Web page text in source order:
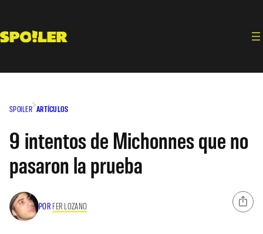
contenido
SPOILER ARTÍCULOS
9 intentos de Michonnes que no
pasaron la prueba
POR FER LOZANO